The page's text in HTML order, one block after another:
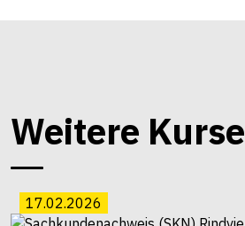
Weitere Kurse
17.02.2026